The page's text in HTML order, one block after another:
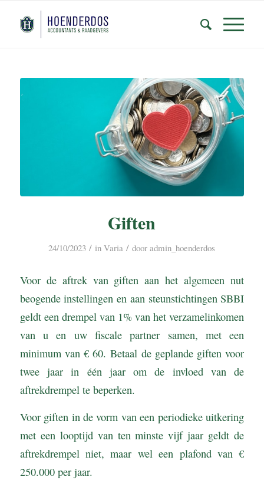
Giften
24/10/2023 / inVaria / dooradmin_hoenderdos
Voor de aftrek van giften aan het algemeen nut
beogende instellingen en aan steunstichtingen SBBI
geldt een drempel van 1% van het verzamelinkomen
van u en uw fiscale partner samen, met een
minimum van € 60. Betaal de geplande giften voor
twee jaar in één jaar om de invloed van de
aftrekdrempel te beperken.
Voor giften in de vorm van een periodieke uitkering
met een looptijd van ten minste vijf jaar geldt de
aftrekdrempel niet, maar wel een plafond van €
250.000 per jaar.